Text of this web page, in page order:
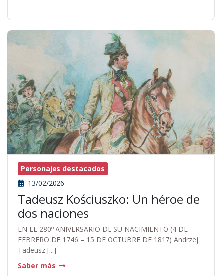
Personajes destacados
13/02/2026
Tadeusz Kościuszko: Un héroe de
dos naciones
EN EL 280º ANIVERSARIO DE SU NACIMIENTO (4 DE
FEBRERO DE 1746 – 15 DE OCTUBRE DE 1817) Andrzej
Tadeusz [...]
Saber más